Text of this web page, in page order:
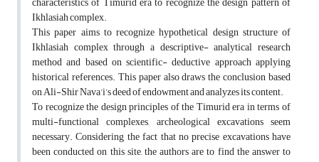
Ikhlasiah complex.
This paper aims to recognize hypothetical design structure of
Ikhlasiah complex through a descriptive- analytical research
method and based on scientific- deductive approach applying
historical references. This paper also draws the conclusion based
on Ali-Shir Nava’i’s deed of endowment and analyzes its content.
To recognize the design principles of the Timurid era in terms of
multi-functional complexes, archeological excavations seem
necessary. Considering the fact that no precise excavations have
been conducted on this site, the authors are to find the answer to